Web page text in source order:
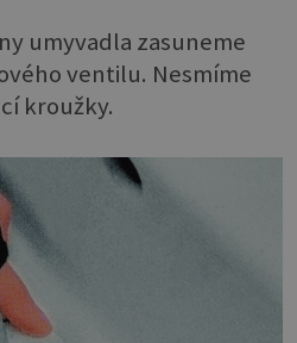
umyvadla zasuneme
ventilu. Nesmíme
kroužky.